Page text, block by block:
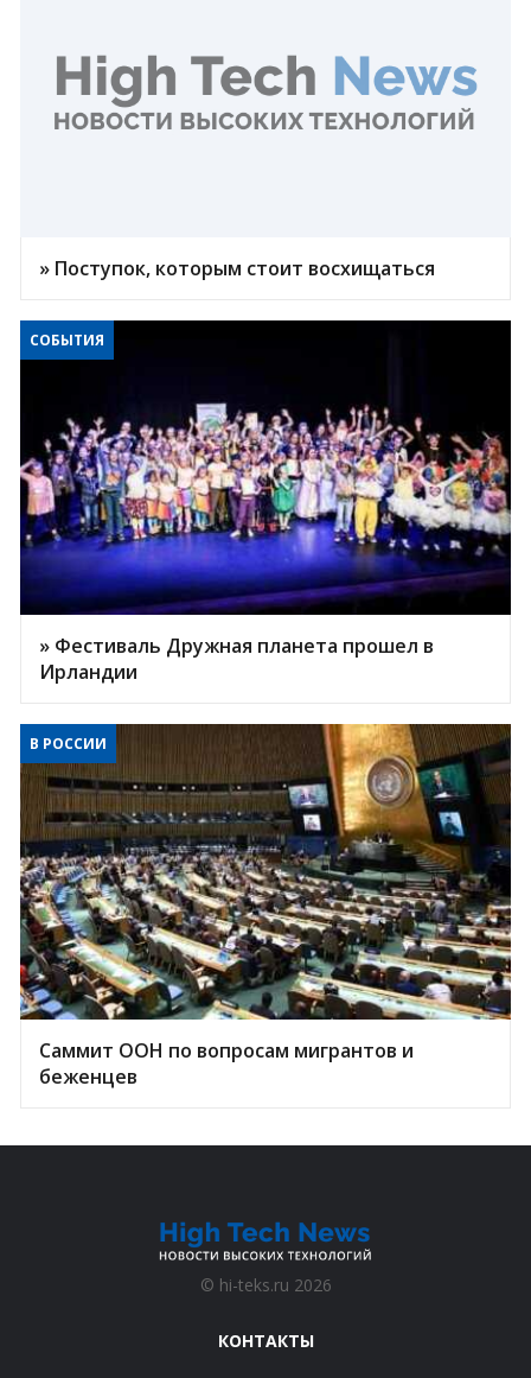
» Поступок, которым стоит восхищаться
СОБЫТИЯ
» Фестиваль Дружная планета прошел в
Ирландии
В РОССИИ
Саммит ООН по вопросам мигрантов и
беженцев
© hi-teks.ru 2026
КОНТАКТЫ